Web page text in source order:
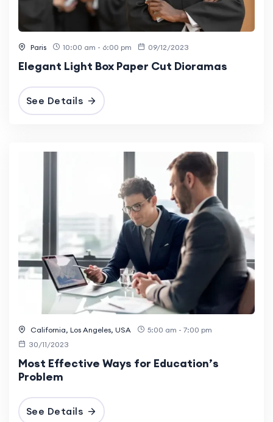
Paris 10:00 am - 6:00 pm 09/12/2023
Elegant Light Box Paper Cut Dioramas
See Details
California, Los Angeles, USA
5:00 am - 7:00 pm
30/11/2023
Most Effective Ways for Education’s
Problem
See Details